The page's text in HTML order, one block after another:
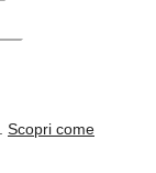
Scopri come